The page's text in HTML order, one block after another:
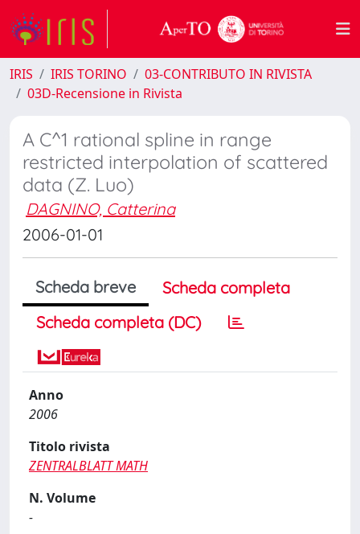
IRIS IRIS TORINO
03-CONTRIBUTO IN RIVISTA
03D-Recensione in Rivista
A C^1 rational spline in range
restricted interpolation of scattered
data (Z. Luo)
DAGNINO, Catterina
2006-01-01
Scheda breve
Scheda completa
Scheda completa (DC)
Anno
2006
Titolo rivista
ZENTRALBLATT MATH
N. Volume
-